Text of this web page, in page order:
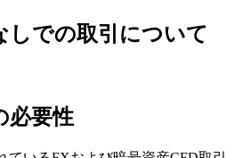
しでの取引について
必要性